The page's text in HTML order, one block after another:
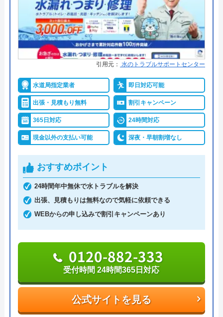
創業・設立 1991年6月21日創業
所在地
〒222-0033
横浜市港北区新横浜3-1-9 アリーナタ
ワー13階
クラシアンのクチコミ on
件のクチコミ）
※クチコミの内容について
2 か月前
新築ですが、トイレが詰まり、厚木営業所の
圧洗浄が必要｣と言われましたが、高額で出
せませんでした。仕方なく自分でスッポンを
使い、つまりを除去しました。高圧洗浄が本
当に必要だったのかは、よく分かりませんで
した。
詳細は公式HPでご確認ください
水の生活救急車がおすすめの理由
拠点数2270店舗と日本全国に拠点を構え、年中無休
い合わせ受付をしてくれるので、すぐに相談ができ
水トラブルの不安もすぐに解消できます。
調整作業のみであれば8,800円～と明朗会計。問い合
わせから見積もりまですべて無料でできるので、ま
ずは電話相談をしてみることをおすすめします。
日本全国の水トラブルに対応している水の生活救急
車はトイレのみならず洗面所やキッチン、お風呂な
どにも対応してくれる水まわりトラブル解決のスペ
おすすめポイントとしてはこれまでの施工対応実績
は240万件以上と豊富な実績数があり、また最短5分
で業者を手配してくれて最短30分でスピード駆け付
けしてくれるところです。
引用元： 水のトラブルサポートセンター
水道局指定業者 即日対応可能
出張・見積もり無料 割引キャンペーン
365日対応 24時間対応
現金以外の支払い可能 深夜・早朝割増なし
おすすめポイント
24時間年中無休で水トラブルを解決
出張、見積もりは無料なので気軽に依頼できる
WEBからの申し込みで割引キャンペーンあり
公式サイトを見る
0120-882-333
受付時間 24時間365日対応